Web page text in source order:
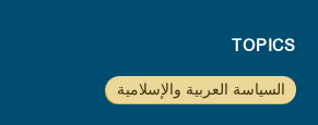
TOPICS
السياسة العربية والإسلامية